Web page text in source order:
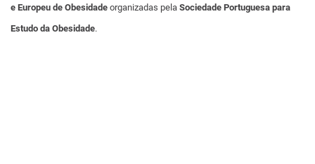
e Europeu de Obesidade organizadas pela Sociedade Portuguesa para
Estudo da Obesidade.